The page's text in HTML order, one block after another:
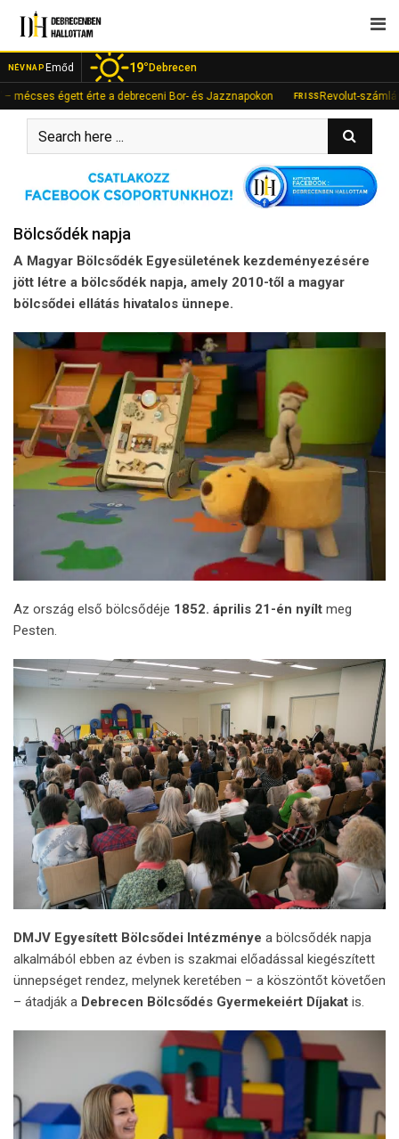
content
NÉVNAP Emőd 19°Debrecen
érte a debreceni Bor- és Jazznapokon FRISSRevolut-számlán fialt a
Bölcsődék napja
A Magyar Bölcsődék Egyesületének kezdeményezésére
jött létre a bölcsődék napja, amely 2010-től a magyar
bölcsődei ellátás hivatalos ünnepe.
Az ország első bölcsődéje 1852. április 21-én nyílt meg
Pesten.
DMJV Egyesített Bölcsődei Intézménye a bölcsődék napja
alkalmából ebben az évben is szakmai előadással kiegészített
ünnepséget rendez, melynek keretében – a köszöntőt követően
– átadják a Debrecen Bölcsődés Gyermekeiért Díjakat is.